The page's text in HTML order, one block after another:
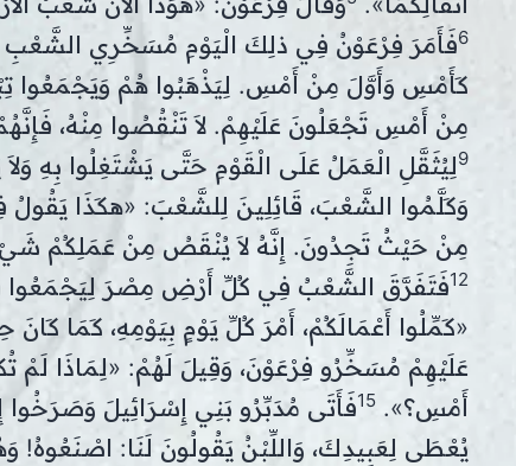
6فَأَمَرَ فِرْعَوْنُ فِي ذلِكَ الْيَوْمِ مُسَخِّرِي الشَّعْبِ
كَأَمْسِ وَأَوَّلَ مِنْ أَمْسِ. لِيَذْهَبُوا هُمْ وَيَجْمَعُوا
مِنْ أَمْسِ تَجْعَلُونَ عَلَيْهِمْ. لاَ تَنْقُصُوا مِنْهُ،
9لِيُثَقَّلِ الْعَمَلُ عَلَى الْقَوْمِ حَتَّى يَشْتَغِلُوا بِهِ وَلاَ
وَكَلَّمُوا الشَّعْبَ، قَائِلِينَ لِلشَّعْبَ: «هكَذَا
مِنْ حَيْثُ تَجِدُونَ. إِنَّهُ لاَ يُنْقَصُ مِنْ عَمَلِكُمْ
12فَتَفَرَّقَ الشَّعْبُ فِي كُلِّ أَرْضِ مِصْرَ لِيَجْمَعُوا
«كَمِّلُوا أَعْمَالَكُمْ، أَمْرَ كُلِّ يَوْمٍ بِيَوْمِهِ، كَمَا كَانَ
عَلَيْهِمْ مُسَخِّرُو فِرْعَوْنَ، وَقِيلَ لَهُمْ: «لِمَاذَا لَمْ
أَمْسِ؟».15فَأَتَى مُدَبِّرُو بَنِي إِسْرَائِيلَ
يُعْطَى لِعَبِيدِكَ، وَاللِّبْنُ يَقُولُونَ لَنَا: